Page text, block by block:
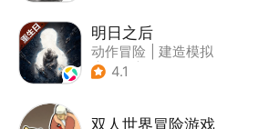
明日之后
动作冒险
建造模拟
| 丧尸
4.1
双人世界冒险游戏